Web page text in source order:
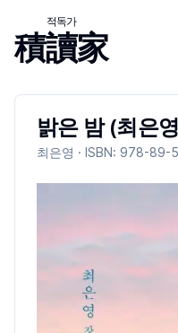
積讀家
적독가
밝은 밤 (최은
최은영 · ISBN: 978-89-